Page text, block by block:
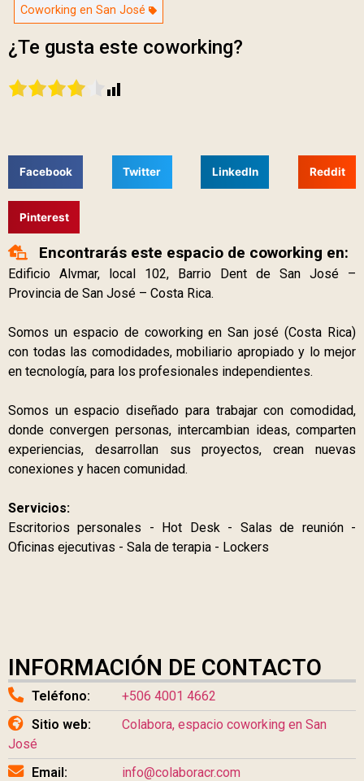
Coworking en San José
¿Te gusta este coworking?
Facebook Twitter LinkedIn Reddit
Pinterest
Encontrarás este espacio de coworking en:
Edificio Alvmar, local 102, Barrio Dent de San José –
Provincia de San José – Costa Rica.
Somos un espacio de coworking en San josé (Costa Rica)
con todas las comodidades, mobiliario apropiado y lo mejor
en tecnología, para los profesionales independientes.
Somos un espacio diseñado para trabajar con comodidad,
donde convergen personas, intercambian ideas, comparten
experiencias, desarrollan sus proyectos, crean nuevas
conexiones y hacen comunidad.
Servicios:
Escritorios personales - Hot Desk - Salas de reunión -
Oficinas ejecutivas - Sala de terapia - Lockers
INFORMACIÓN DE CONTACTO
Teléfono:
+506 4001 4662
Sitio web:
Colabora, espacio coworking en San
José
Email:
info@colaboracr.com